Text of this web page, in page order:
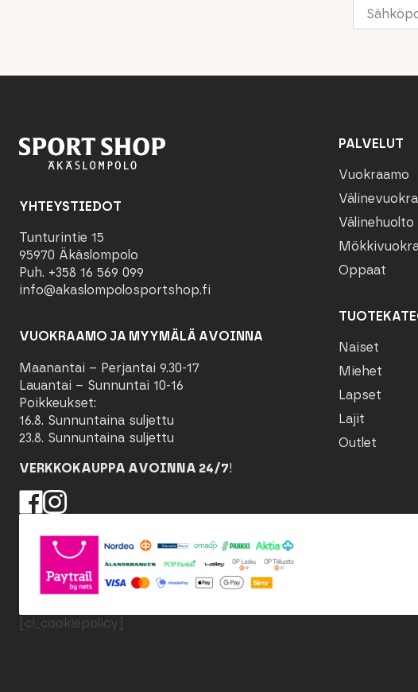
YHTEYSTIEDOT
Tunturintie 15
95970 Äkäslompolo
Puh. +358 16 569 099
info@akaslompolosportshop.fi
VUOKRAAMO JA MYYMÄLÄ AVOINNA
Maanantai – Perjantai 9.30-17
Lauantai – Sunnuntai 10-16
Poikkeukset:
16.8. Sunnuntaina suljettu
23.8. Sunnuntaina suljettu
VERKKOKAUPPA AVOINNA 24/7!
PALVELUT
Vuokraamo
Välinehuolto
Oppaat
Naiset
Miehet
Lapset
Lajit
Outlet
[ci_cookiepolicy]